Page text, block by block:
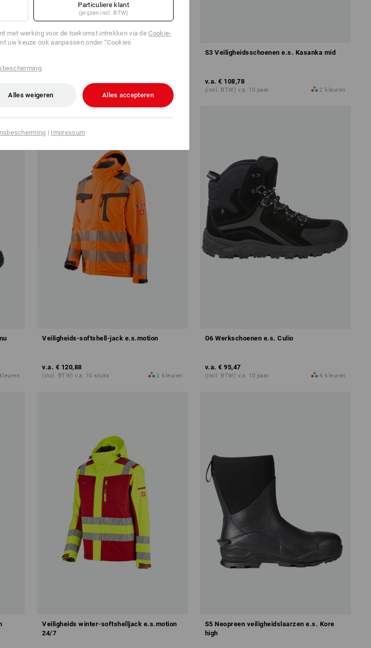
(incl. BTW) v.a. 10 stuks kleur
S3 Veiligheidsschoenen e.s. Kasanka mid
v.a. € 108,78
(incl. BTW) v.a. 10 paar 2 kleuren
kleuren
Veiligheids-softshell-jack e.s.motion
v.a. € 120,88
(incl. BTW) v.a. 10 stuks 2 kleuren
O6 Werkschoenen e.s. Culio
v.a. € 95,47
(incl. BTW) v.a. 10 paar 4 kleuren
Veiligheids winter-softshelljack e.s.motion
24/7
S5 Neopreen veiligheidslaarzen e.s. Kore
high
Particuliere klant
(prijzen incl. BTW)
met werking voor de toekomst intrekken via deCookie-
uw keuze ook aanpassen onder “Cookies
.
Alles weigeren Alles accepteren
| Impressum